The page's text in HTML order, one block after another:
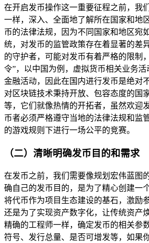
在开启发币操作这一重要征程之前，我
一样，深入、全面地了解所在国家和地
币的法律法规，因为不同国家和地区宛
统，对发币的监管政策存在着显著的差
的守护者，可能对发币有着严格的限制
令”，以中国为例，虚拟货币相关业务
金融活动，因此在国内进行发币是绝对
对区块链技术秉持开放、包容态度的国
等，它们就像热情的开拓者，虽然欢迎
币者必须严格遵守当地的法律法规和监
的游戏规则下进行一场公平的竞赛。
（二）清晰明确发币目的和需求
在发币之前，我们需要像规划宏伟蓝图
确自己的发币目的，是为了精心创建一
将代币作为项目生态建设的基石，激励
还是为了实现资产数字化，让传统资产
精确的工程师一样，确定发币的相关参
符号、发行总量、是否可增发等，如果